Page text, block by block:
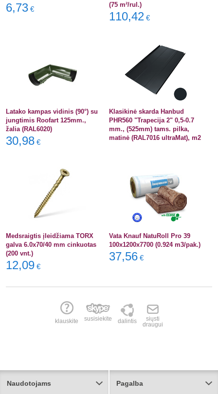
6,73 €
(75 m²/rul.)
110,42 €
Latako kampas vidinis (90°) su
jungtimis Roofart 125mm.,
žalia (RAL6020)
30,98 €
Klasikinė skarda Hanbud
PHR560 "Trapecija 2" 0,5-0.7
mm., (525mm) tams. pilka,
matinė (RAL7016 ultraMat), m2
Medsraigtis įleidžiama TORX
galva 6.0x70/40 mm cinkuotas
(200 vnt.)
12,09 €
Vata Knauf NatuRoll Pro 39
100x1200x7700 (0.924 m3/pak.)
37,56 €
klauskite susisiekite dalintis
siųsti
draugui
Naudotojams Pagalba